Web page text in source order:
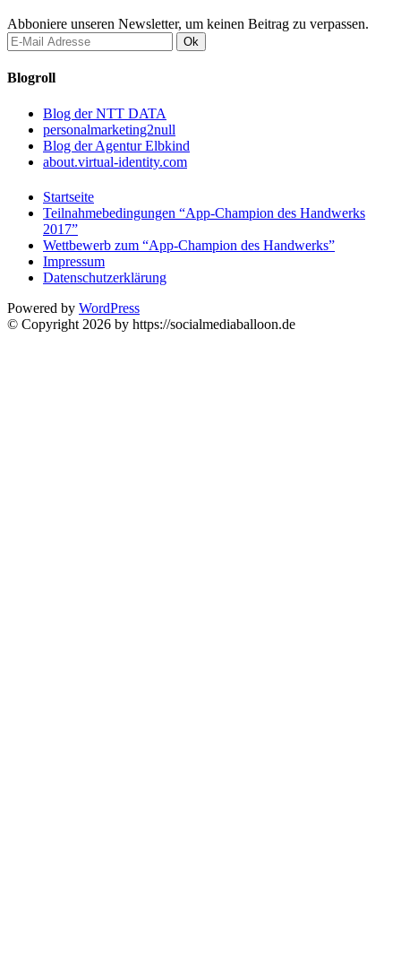
Abboniere unseren Newsletter, um keinen Beitrag zu verpassen.
Blogroll
Blog der NTT DATA
personalmarketing2null
Blog der Agentur Elbkind
about.virtual-identity.com
Startseite
Teilnahmebedingungen “App-Champion des Handwerks
2017”
Wettbewerb zum “App-Champion des Handwerks”
Impressum
Datenschutzerklärung
Powered by WordPress
© Copyright 2026 by https://socialmediaballoon.de